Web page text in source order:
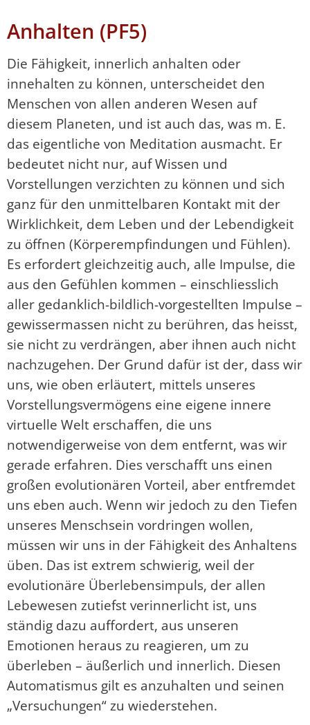
Anhalten (PF5)
Die Fähigkeit, innerlich anhalten oder
innehalten zu können, unterscheidet den
Menschen von allen anderen Wesen auf
diesem Planeten, und ist auch das, was m. E.
das eigentliche von Meditation ausmacht. Er
bedeutet nicht nur, auf Wissen und
Vorstellungen verzichten zu können und sich
ganz für den unmittelbaren Kontakt mit der
Wirklichkeit, dem Leben und der Lebendigkeit
zu öffnen (Körperempfindungen und Fühlen).
Es erfordert gleichzeitig auch, alle Impulse, die
aus den Gefühlen kommen – einschliesslich
aller gedanklich-bildlich-vorgestellten Impulse –
gewissermassen nicht zu berühren, das heisst,
sie nicht zu verdrängen, aber ihnen auch nicht
nachzugehen. Der Grund dafür ist der, dass wir
uns, wie oben erläutert, mittels unseres
Vorstellungsvermögens eine eigene innere
virtuelle Welt erschaffen, die uns
notwendigerweise von dem entfernt, was wir
gerade erfahren. Dies verschafft uns einen
großen evolutionären Vorteil, aber entfremdet
uns eben auch. Wenn wir jedoch zu den Tiefen
unseres Menschsein vordringen wollen,
müssen wir uns in der Fähigkeit des Anhaltens
üben. Das ist extrem schwierig, weil der
evolutionäre Überlebensimpuls, der allen
Lebewesen zutiefst verinnerlicht ist, uns
ständig dazu auffordert, aus unseren
Emotionen heraus zu reagieren, um zu
überleben – äußerlich und innerlich. Diesen
Automatismus gilt es anzuhalten und seinen
„Versuchungen“ zu wiederstehen.